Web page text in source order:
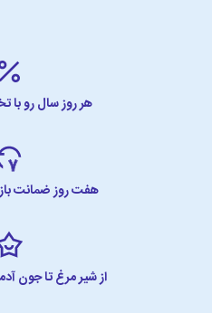
هر روز سال رو با
هفت روز ضمانت
از شیر مرغ تا جون